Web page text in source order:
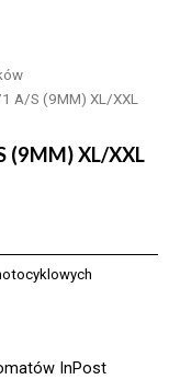
A/S (9MM) XL/XXL
(9MM) XL/XXL
InPost